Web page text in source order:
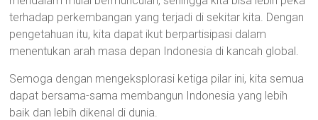
terhadap perkembangan yang terjadi di sekitar kita. Dengan
pengetahuan itu, kita dapat ikut berpartisipasi dalam
menentukan arah masa depan Indonesia di kancah global.
Semoga dengan mengeksplorasi ketiga pilar ini, kita semua
dapat bersama-sama membangun Indonesia yang lebih
baik dan lebih dikenal di dunia.